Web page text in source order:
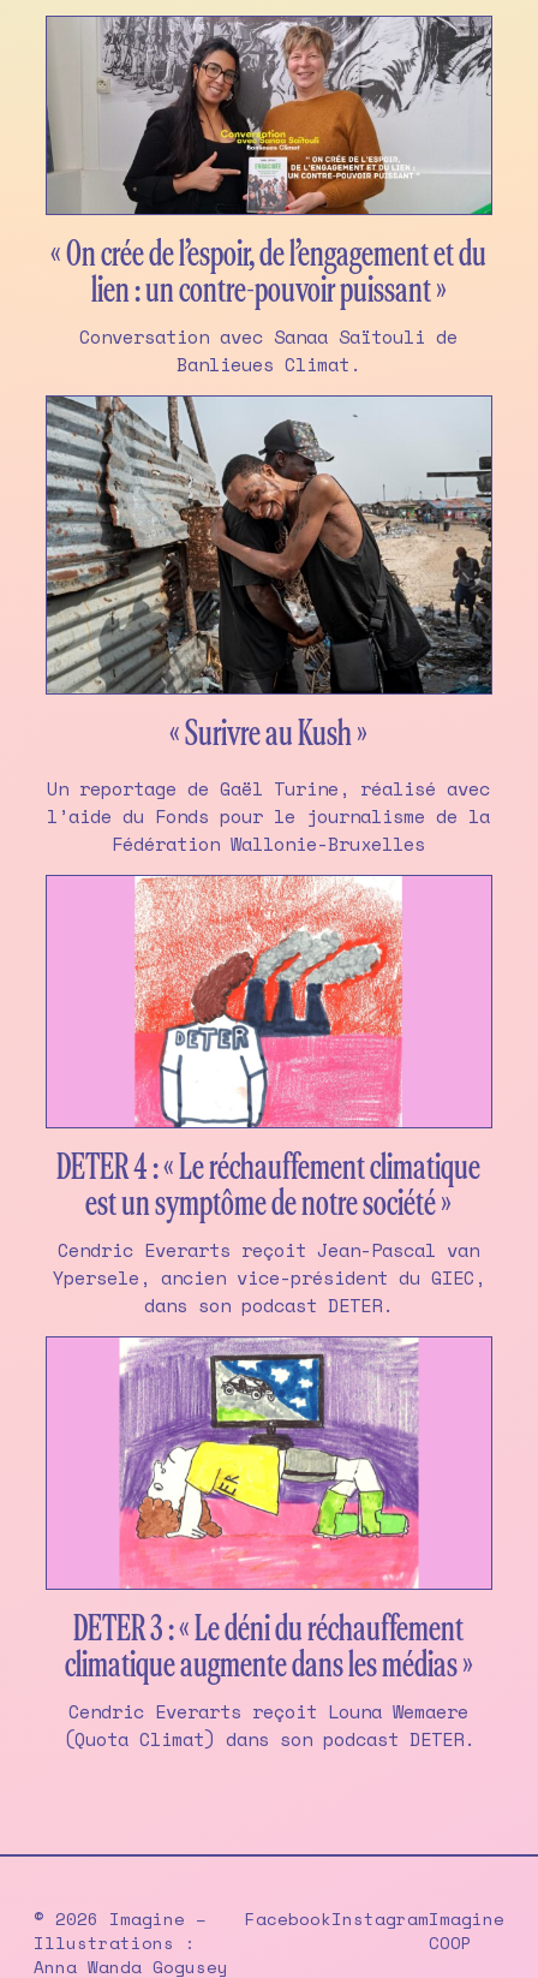
« On crée de l’espoir, de l’engagement et du
lien : un contre-pouvoir puissant »
Conversation avec Sanaa Saïtouli de
Banlieues Climat.
« Surivre au Kush »
Un reportage de Gaël Turine, réalisé avec
l’aide du Fonds pour le journalisme de la
Fédération Wallonie-Bruxelles
DETER 4 : « Le réchauffement climatique
est un symptôme de notre société »
Cendric Everarts reçoit Jean-Pascal van
Ypersele, ancien vice-président du GIEC,
dans son podcast DETER.
DETER 3 : « Le déni du réchauffement
climatique augmente dans les médias »
Cendric Everarts reçoit Louna Wemaere
(Quota Climat) dans son podcast DETER.
© 2026 Imagine –
Illustrations :
Anna Wanda Gogusey
FacebookInstagramImagine
COOP